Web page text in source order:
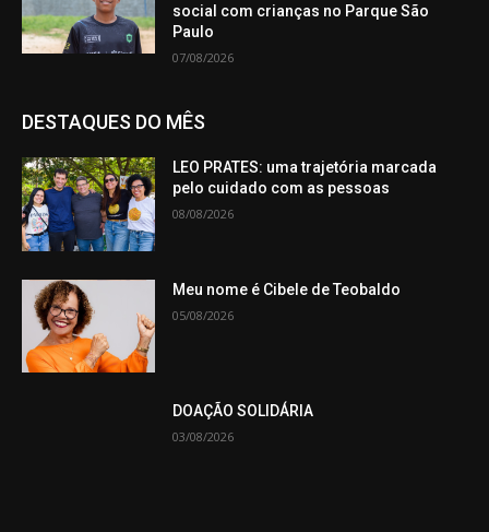
social com crianças no Parque São
Paulo
07/08/2026
DESTAQUES DO MÊS
LEO PRATES: uma trajetória marcada
pelo cuidado com as pessoas
08/08/2026
Meu nome é Cibele de Teobaldo
05/08/2026
DOAÇÃO SOLIDÁRIA
03/08/2026